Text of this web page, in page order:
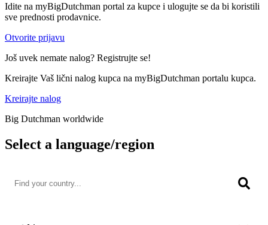
Idite na myBigDutchman portal za kupce i ulogujte se da bi koristili
sve prednosti prodavnice.
Otvorite prijavu
Još uvek nemate nalog? Registrujte se!
Kreirajte Vaš lični nalog kupca na myBigDutchman portalu kupca.
Kreirajte nalog
Big Dutchman worldwide
Select a language/region